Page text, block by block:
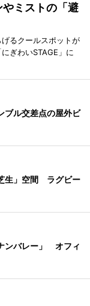
ミストの「避
るクールスポットが
ぎわいSTAGE」に
ブル交差点の屋外ビ
生」空間 ラグビー
ンバレー」 オフィ